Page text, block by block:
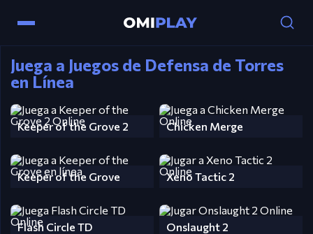
Juega a Juegos de Defensa de Torres
en Línea
Keeper of the Grove 2 Chicken Merge
Keeper of the Grove Xeno Tactic 2
Flash Circle TD Onslaught 2